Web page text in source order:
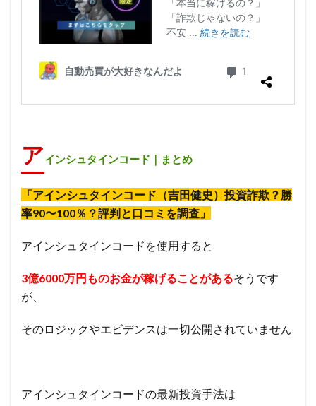
アインシュタインコード｜まとめ
「アインシュタインコード（吉田健史）投資詐欺？勝
率90〜100％？評判と口コミを調査」
アインシュタインコードを使用すると
3億6000万円ものお金が稼げることがあるそうです
が、
そのロジックやエビデンスは一切公開されていません
アインシュタインコードの最新投資手法は